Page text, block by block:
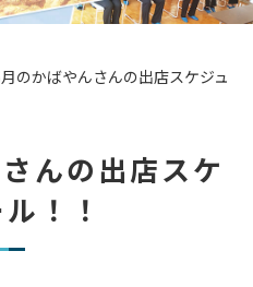
のかばやんさんの出店スケジュ
んの出店スケ
！！